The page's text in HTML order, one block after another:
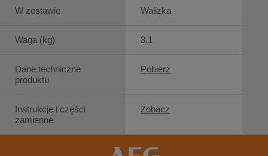
W zestawie
Waga (kg)
Dane techniczne
produktu
Instrukcje i części
zamienne
Walizka
3.1
Pobierz
Zobacz